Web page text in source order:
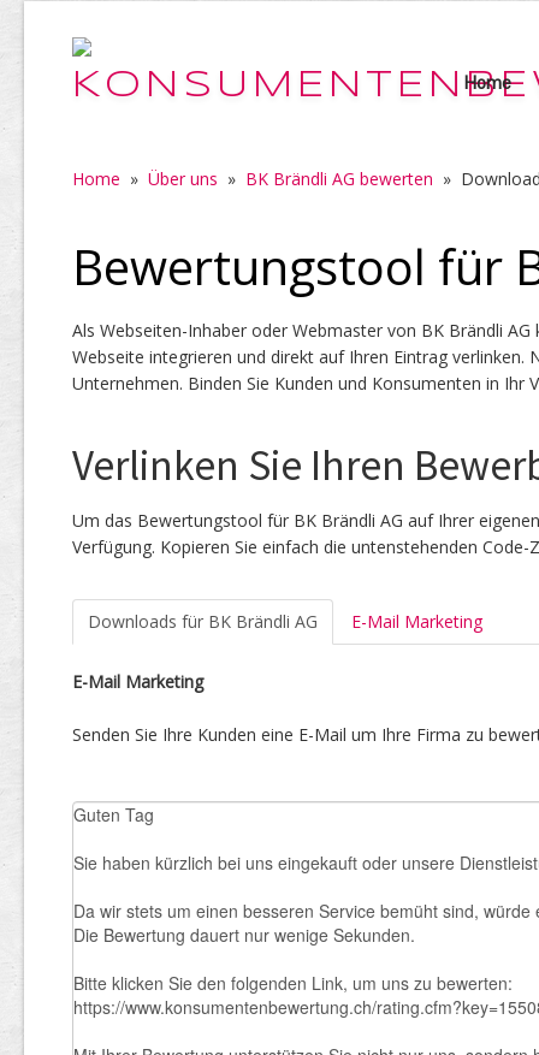
Home
Home » Über uns » BK Brändli AG bewerten »
Bewertungstool für
Als Webseiten-Inhaber oder Webmaster von BK Brändli
Webseite integrieren und direkt auf Ihren Eintrag
Unternehmen. Binden Sie Kunden und Konsumenten in Ihr
Verlinken Sie Ihren
Um das Bewertungstool für BK Brändli AG auf Ihrer
Verfügung. Kopieren Sie einfach die untenstehenden Code-
Downloads für BK Brändli AG E-Mail Marketing
E-Mail Marketing
Senden Sie Ihre Kunden eine E-Mail um Ihre Firma zu